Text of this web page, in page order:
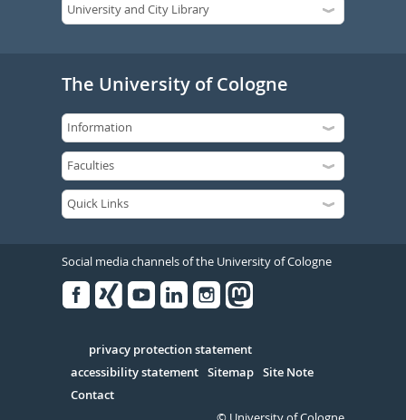
The University of Cologne
Social media channels of the University of Cologne
Serivce
privacy protection statement
accessibility statement Sitemap Site Note
Contact